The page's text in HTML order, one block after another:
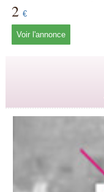
2 €
Voir l'annonce